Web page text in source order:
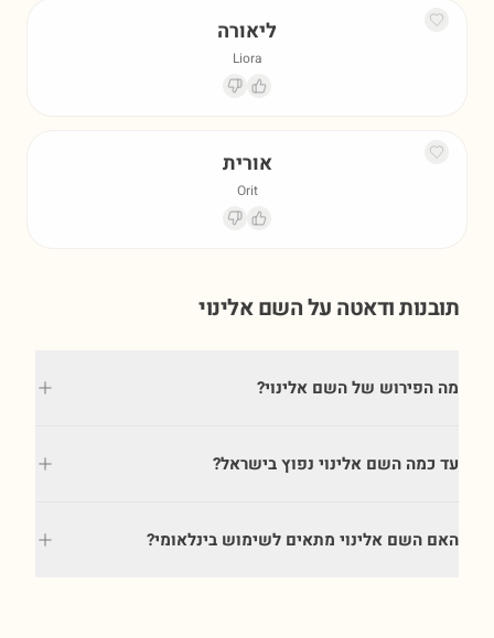
ליאורה
Liora
אורית
Orit
תובנות ודאטה על השםאלינוי
מה הפירוש של השם אלינוי?
עד כמה השם אלינוי נפוץ בישראל?
האם השם אלינוי מתאים לשימוש בינלאומי?